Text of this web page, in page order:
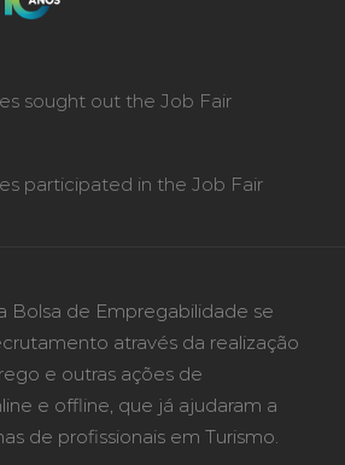
sought out the Job Fair
participated in the Job Fair
Bolsa de Empregabilidade se
através da realização
e outras ações de
e offline, que já ajudaram a
de profissionais em Turismo.